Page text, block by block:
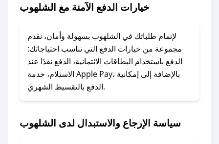
### ماذا أفعل إذا لم يعمل كود الخصم؟
الرسائل الخاصة على تويتر أو البريد الإلكتروني،
وسنقوم بحل المشكلة في أسرع وقت ممكن.
### ماذا أفعل إذا لم أجد كود خصم لمتجري
المفضل؟
في حال عدم توفر كوبونات لمتجرك المفضل، يمكنك
أسرع وقت ممكن.
خيارات الدفع الآمنة مع الشلهوب
لإتمام طلباتك في الشلهوب بسهولة وأمان، نقدم
مجموعة من خيارات الدفع التي تناسب احتياجاتك:
الدفع باستخدام البطاقات الائتمانية، الدفع نقدًا عند
الاستلام، خدمة Apple Pay، بالإضافة إلى إمكانية
الدفع بالتقسيط الشهري.
سياسة الإرجاع والاستبدال لدى الشلهوب